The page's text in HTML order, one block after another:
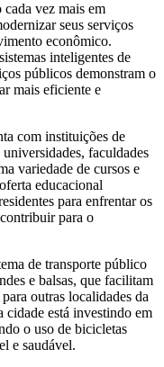
cada vez mais em
seus serviços
econômico.
inteligentes de
públicos demonstram o
mais eficiente e
com instituições de
faculdades
variedade de cursos e
educacional
para enfrentar os
para o
de transporte público
e balsas, que facilitam
outras localidades da
está investindo em
o uso de bicicletas
e saudável.